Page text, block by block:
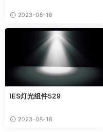
2023-08-18
IES灯光组件529
2023-08-18